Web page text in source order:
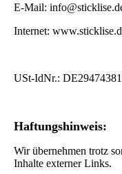
E-Mail:
Internet:
USt-IdNr.:
Haftungshinweis:
Wir übernehmen trotz
Inhalte externer Links.